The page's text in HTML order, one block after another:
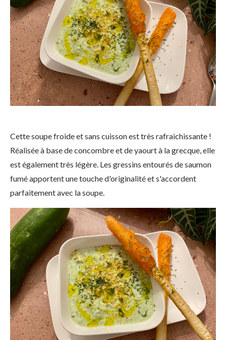
Cette soupe froide et sans cuisson est très rafraichissante !
Réalisée à base de concombre et de yaourt à la grecque, elle
est également très légère. Les gressins entourés de saumon
fumé apportent une touche d'originalité et s'accordent
parfaitement avec la soupe.